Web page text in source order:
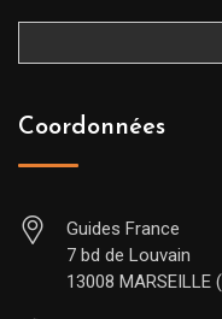
Coordonnées
Guides France
7 bd de Louvain
13008 MARSEILLE